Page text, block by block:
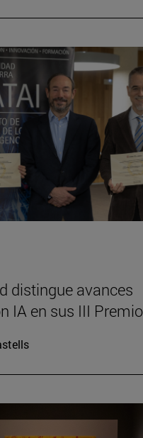
distingue avances
IA en sus III